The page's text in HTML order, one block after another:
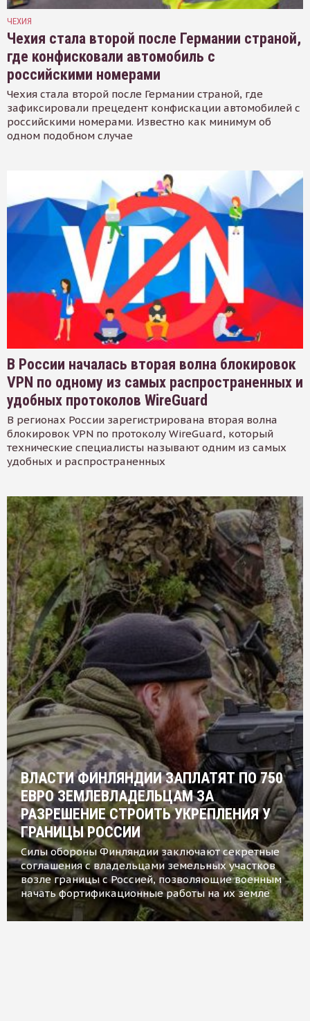
ЧЕХИЯ
Чехия стала второй после Германии страной,
где конфисковали автомобиль с
российскими номерами
Чехия стала второй после Германии страной, где
зафиксировали прецедент конфискации автомобилей с
российскими номерами. Известно как минимум об
одном подобном случае
В России началась вторая волна блокировок
VPN по одному из самых распространенных и
удобных протоколов WireGuard
В регионах России зарегистрирована вторая волна
блокировок VPN по протоколу WireGuard, который
технические специалисты называют одним из самых
удобных и распространенных
ВЛАСТИ ФИНЛЯНДИИ ЗАПЛАТЯТ ПО 750
ЕВРО ЗЕМЛЕВЛАДЕЛЬЦАМ ЗА
РАЗРЕШЕНИЕ СТРОИТЬ УКРЕПЛЕНИЯ У
ГРАНИЦЫ РОССИИ
Силы обороны Финляндии заключают секретные
соглашения с владельцами земельных участков
возле границы с Россией, позволяющие военным
начать фортификационные работы на их земле